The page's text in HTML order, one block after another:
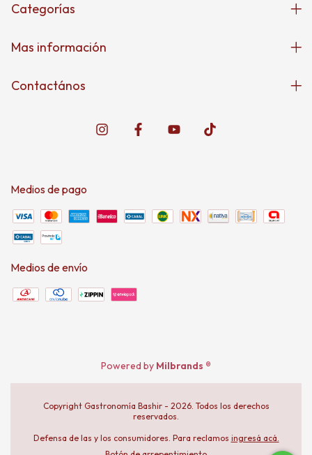
Categorías
Mas información
Contactános
Medios de pago
Medios de envío
Powered by Milbrands ®
Copyright Gastronomía Bashir - 2026. Todos los derechos
reservados.
Defensa de las y los consumidores. Para reclamos ingresá acá.